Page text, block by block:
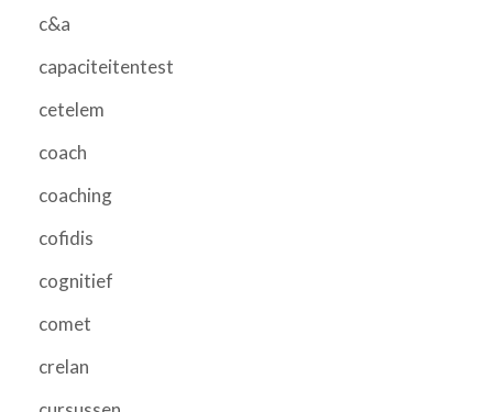
c&a
capaciteitentest
cetelem
coach
coaching
cofidis
cognitief
comet
crelan